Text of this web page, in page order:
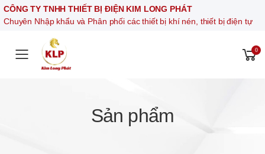
CÔNG TY TNHH THIẾT BỊ ĐIỆN KIM LONG PHÁT
Chuyên Nhập khẩu và Phân phối các thiết bị khí nén, thiết bị điện
Toggle mobile menu
0
Sản phẩm